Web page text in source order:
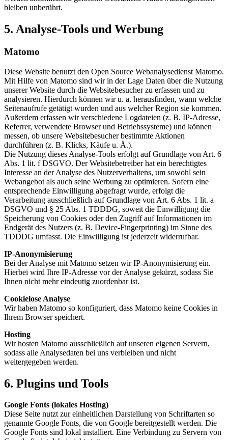
bleiben unberührt.
5. Analyse-Tools und Werbung
Matomo
Diese Website benutzt den Open Source Webanalysedienst Matomo.
Mit Hilfe von Matomo sind wir in der Lage Daten über die Nutzung
unserer Website durch die Websitebesucher zu erfassen und zu
analysieren. Hierdurch können wir u. a. herausfinden, wann welche
Seitenaufrufe getätigt wurden und aus welcher Region sie kommen.
Außerdem erfassen wir verschiedene Logdateien (z. B. IP-Adresse,
Referrer, verwendete Browser und Betriebssysteme) und können
messen, ob unsere Websitebesucher bestimmte Aktionen
durchführen (z. B. Klicks, Käufe u. Ä.).
Die Nutzung dieses Analyse-Tools erfolgt auf Grundlage von Art. 6
Abs. 1 lit. f DSGVO. Der Websitebetreiber hat ein berechtigtes
Interesse an der Analyse des Nutzerverhaltens, um sowohl sein
Webangebot als auch seine Werbung zu optimieren. Sofern eine
entsprechende Einwilligung abgefragt wurde, erfolgt die
Verarbeitung ausschließlich auf Grundlage von Art. 6 Abs. 1 lit. a
DSGVO und § 25 Abs. 1 TDDDG, soweit die Einwilligung die
Speicherung von Cookies oder den Zugriff auf Informationen im
Endgerät des Nutzers (z. B. Device-Fingerprinting) im Sinne des
TDDDG umfasst. Die Einwilligung ist jederzeit widerrufbar.
IP-Anonymisierung
Bei der Analyse mit Matomo setzen wir IP-Anonymisierung ein.
Hierbei wird Ihre IP-Adresse vor der Analyse gekürzt, sodass Sie
Ihnen nicht mehr eindeutig zuordenbar ist.
Cookielose Analyse
Wir haben Matomo so konfiguriert, dass Matomo keine Cookies in
Ihrem Browser speichert.
Hosting
Wir hosten Matomo ausschließlich auf unseren eigenen Servern,
sodass alle Analysedaten bei uns verbleiben und nicht
weitergegeben werden.
6. Plugins und Tools
Google Fonts (lokales Hosting)
Diese Seite nutzt zur einheitlichen Darstellung von Schriftarten so
genannte Google Fonts, die von Google bereitgestellt werden. Die
Google Fonts sind lokal installiert. Eine Verbindung zu Servern von